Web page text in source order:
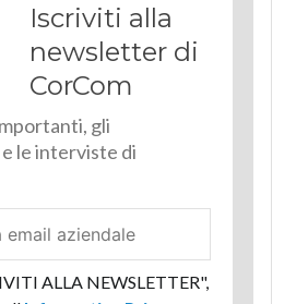
Iscriviti alla
newsletter di
CorCom
gli
le interviste di
ALLA NEWSLETTER",